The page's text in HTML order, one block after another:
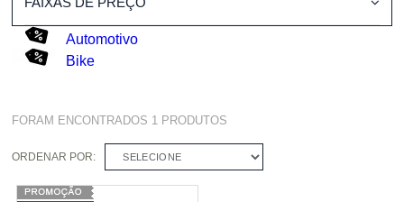
Automotivo
Bike
FORAM ENCONTRADOS 1 PRODUTOS
ORDENAR POR: SELECIONE